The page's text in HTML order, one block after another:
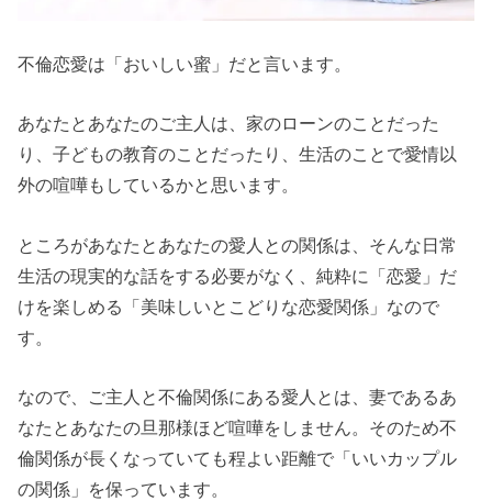
不倫恋愛は「おいしい蜜」だと言います。
あなたとあなたのご主人は、家のローンのことだった
り、子どもの教育のことだったり、生活のことで愛情以
外の喧嘩もしているかと思います。
ところがあなたとあなたの愛人との関係は、そんな日常
生活の現実的な話をする必要がなく、純粋に「恋愛」だ
けを楽しめる「美味しいとこどりな恋愛関係」なので
す。
なので、ご主人と不倫関係にある愛人とは、妻であるあ
なたとあなたの旦那様ほど喧嘩をしません。そのため不
倫関係が長くなっていても程よい距離で「いいカップル
の関係」を保っています。